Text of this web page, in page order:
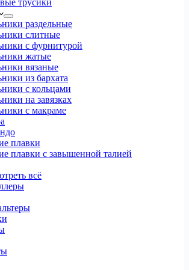
трусики
раздельные
слитные
с фурнитурой
жатые
вязаные
из бархата
с кольцами
на завязках
с макраме
плавки
плавки с завышенной талией
всё